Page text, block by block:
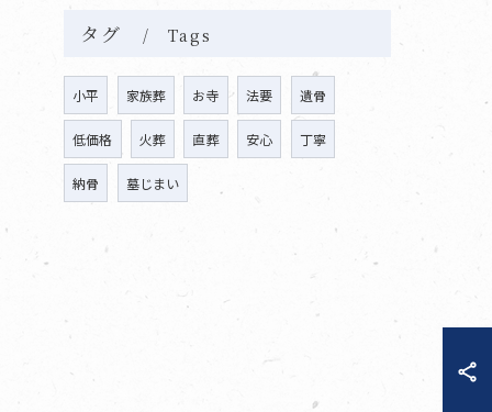
タグ Tags
小平 家族葬 お寺 法要 遺骨
低価格 火葬 直葬 安心 丁寧
納骨 墓じまい